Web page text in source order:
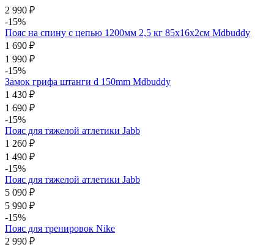
2 990 ₽
-15%
Пояс на спину с цепью 1200мм 2,5 кг 85х16х2см Mdbuddy
1 690 ₽
1 990 ₽
-15%
Замок грифа штанги d 150mm Mdbuddy
1 430 ₽
1 690 ₽
-15%
Пояс для тяжелой атлетики Jabb
1 260 ₽
1 490 ₽
-15%
Пояс для тяжелой атлетики Jabb
5 090 ₽
5 990 ₽
-15%
Пояс для тренировок Nike
2 990 ₽